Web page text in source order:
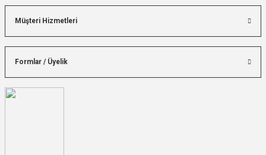
Müşteri Hizmetleri
Formlar / Üyelik